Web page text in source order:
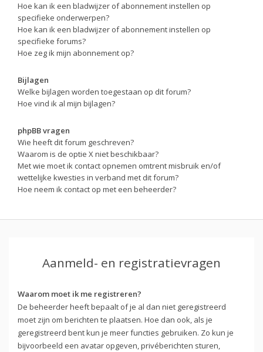
Hoe kan ik een bladwijzer of abonnement instellen op
specifieke onderwerpen?
Hoe kan ik een bladwijzer of abonnement instellen op
specifieke forums?
Hoe zeg ik mijn abonnement op?
Bijlagen
Welke bijlagen worden toegestaan op dit forum?
Hoe vind ik al mijn bijlagen?
phpBB vragen
Wie heeft dit forum geschreven?
Waarom is de optie X niet beschikbaar?
Met wie moet ik contact opnemen omtrent misbruik en/of
wettelijke kwesties in verband met dit forum?
Hoe neem ik contact op met een beheerder?
Aanmeld- en registratievragen
Waarom moet ik me registreren?
De beheerder heeft bepaalt of je al dan niet geregistreerd
moet zijn om berichten te plaatsen. Hoe dan ook, als je
geregistreerd bent kun je meer functies gebruiken. Zo kun je
bijvoorbeeld een avatar opgeven, privéberichten sturen,